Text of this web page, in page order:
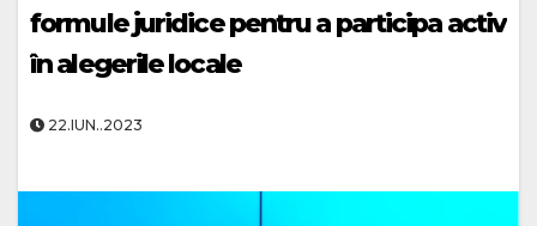
formule juridice pentru a participa activ
în alegerile locale
22.IUN..2023